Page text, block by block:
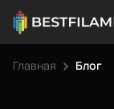
Главная Блог